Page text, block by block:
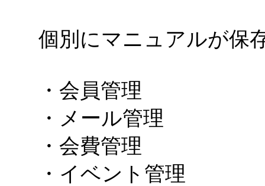
個別にマニュアルが保
・会員管理
・メール管理
・会費管理
・イベント管理